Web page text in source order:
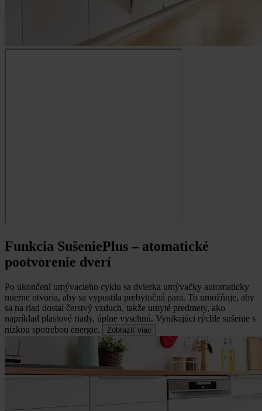
Funkcia SušeniePlus – atomatické
pootvorenie dverí
Po ukončení umývacieho cyklu sa dvierka umývačky automaticky
mierne otvoria, aby sa vypustila prebytočná para. To umožňuje, aby
sa na riad dostal čerstvý vzduch, takže umyté predmety, ako
napríklad plastové riady, úplne vyschnú. Vynikajúci rýchle sušenie s
nízkou spotrebou energie.
Zobraziť viac